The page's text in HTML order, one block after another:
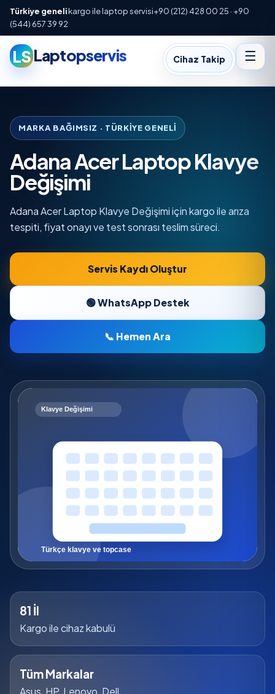
Türkiye genelikargo ile laptop servisi+90 (212) 428 00 25 · +90
(544) 657 39 92
LSLaptopservis Cihaz Takip ☰
MARKA BAĞIMSIZ · TÜRKIYE GENELI
Adana Acer Laptop Klavye
Değişimi
Adana Acer Laptop Klavye Değişimi için kargo ile arıza
tespiti, fiyat onayı ve test sonrası teslim süreci.
Servis Kaydı Oluştur
🟢 WhatsApp Destek
📞 Hemen Ara
81 İl
Kargo ile cihaz kabulü
Tüm Markalar
Asus, HP, Lenovo, Dell...